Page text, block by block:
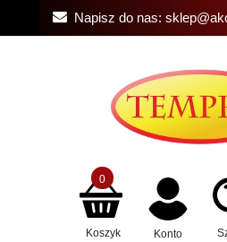
Napisz do nas:
Koszyk
0
Konto